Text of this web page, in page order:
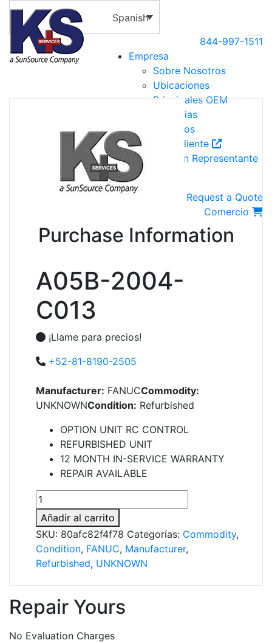
Spanish
844-997-1511
Empresa
Sobre Nosotros
Ubicaciones
Principales OEM
Industrias
Recursos
Portal del Cliente
Encuentre un Representante
Contact Us
Request a Quote
Comercio
Purchase Information
A05B-2004-
C013
¡Llame para precios!
+52-81-8190-2505
Manufacturer: FANUCCommodity:
UNKNOWNCondition: Refurbished
OPTION UNIT RC CONTROL
REFURBISHED UNIT
12 MONTH IN-SERVICE WARRANTY
REPAIR AVAILABLE
A05B-
2004-
C013
cantidad
Añadir al carrito
SKU: 80afc82f4f78 Categorías: Commodity,
Condition, FANUC, Manufacturer,
Refurbished, UNKNOWN
Repair Yours
No Evaluation Charges